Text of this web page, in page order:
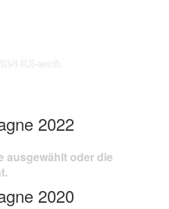
KS-web
2022
ausgewählt oder die
2020